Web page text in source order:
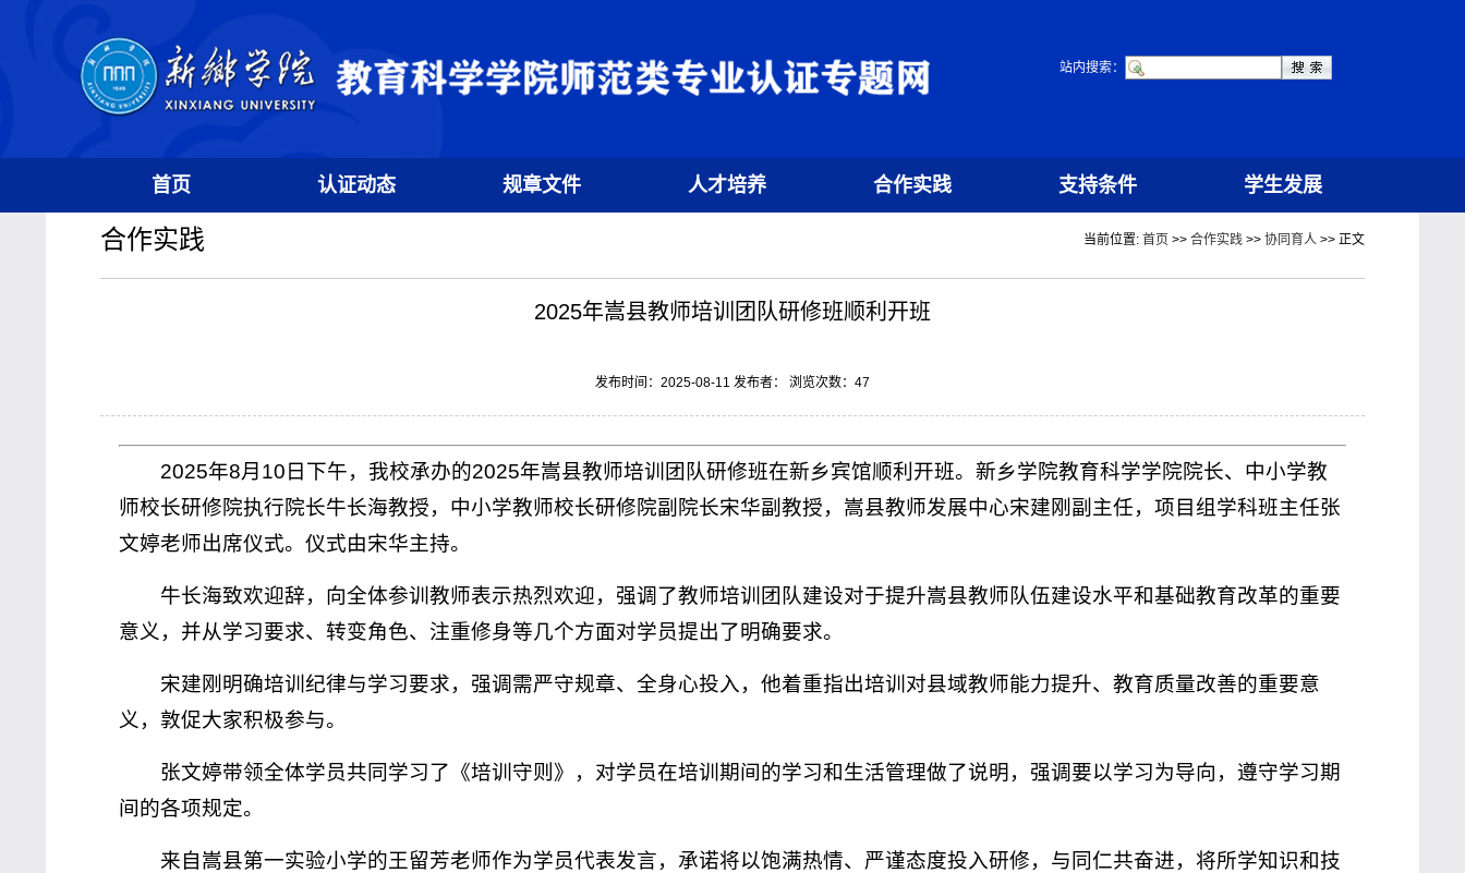
站内搜索：
首页 认证动态 规章文件 人才培养 合作实践 支持条件 学生发展
合作实践 当前位置: 首页 >> 合作实践 >> 协同育人 >> 正文
2025年嵩县教师培训团队研修班顺利开班
发布时间：2025-08-11 发布者： 浏览次数： 47
2025年8月10日下午，我校承办的2025年嵩县教师培训团队研修班在新乡宾馆顺利开班。新乡学院教育科学学院院长、中小学教
师校长研修院执行院长牛长海教授，中小学教师校长研修院副院长宋华副教授，嵩县教师发展中心宋建刚副主任，项目组学科班主任张
文婷老师出席仪式。仪式由宋华主持。
牛长海致欢迎辞，向全体参训教师表示热烈欢迎，强调了教师培训团队建设对于提升嵩县教师队伍建设水平和基础教育改革的重要
意义，并从学习要求、转变角色、注重修身等几个方面对学员提出了明确要求。
宋建刚明确培训纪律与学习要求，强调需严守规章、全身心投入，他着重指出培训对县域教师能力提升、教育质量改善的重要意
义，敦促大家积极参与。
张文婷带领全体学员共同学习了《培训守则》，对学员在培训期间的学习和生活管理做了说明，强调要以学习为导向，遵守学习期
间的各项规定。
来自嵩县第一实验小学的王留芳老师作为学员代表发言，承诺将以饱满热情、严谨态度投入研修，与同仁共奋进，将所学知识和技